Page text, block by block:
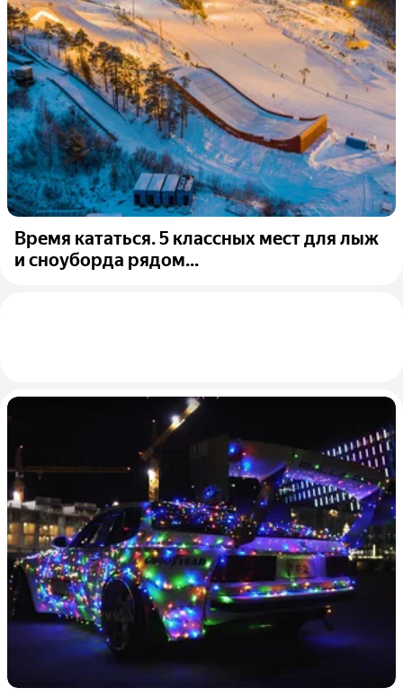
Время кататься. 5 классных мест для лыж
и сноуборда рядом...